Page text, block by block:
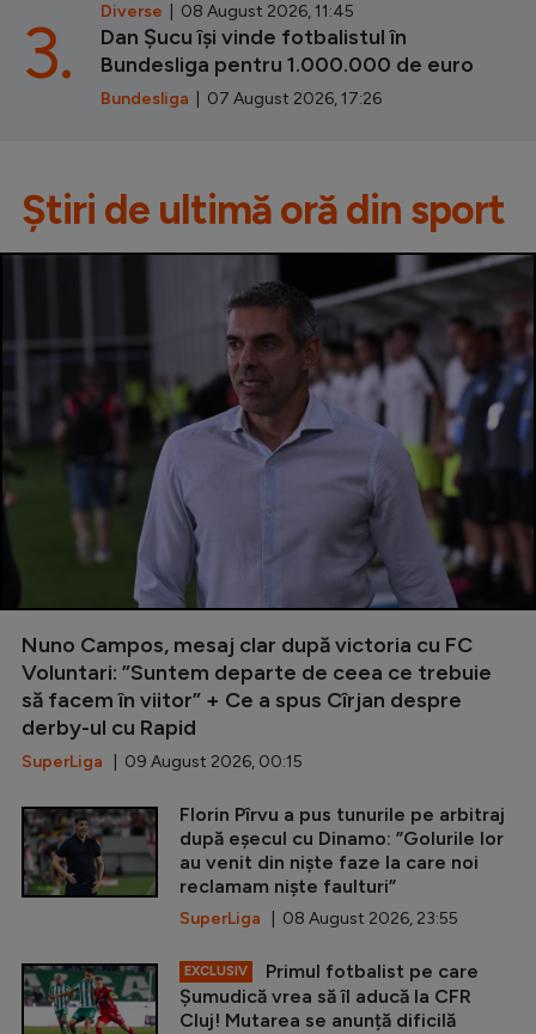
Diverse | 08 August 2026, 11:45
Dan Șucu își vinde fotbalistul în
Bundesliga pentru 1.000.000 de euro
Bundesliga | 07 August 2026, 17:26
3.
Știri de ultimă oră din sport
Nuno Campos, mesaj clar după victoria cu FC
Voluntari: ”Suntem departe de ceea ce trebuie
să facem în viitor” + Ce a spus Cîrjan despre
derby-ul cu Rapid
SuperLiga | 09 August 2026, 00:15
Florin Pîrvu a pus tunurile pe arbitraj
după eșecul cu Dinamo: ”Golurile lor
au venit din niște faze la care noi
reclamam niște faulturi”
SuperLiga | 08 August 2026, 23:55
EXCLUSIV
Primul fotbalist pe care
Șumudică vrea să îl aducă la CFR
Cluj! Mutarea se anunță dificilă